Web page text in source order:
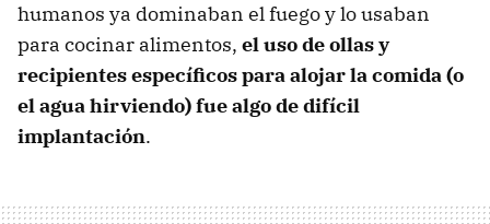
humanos ya dominaban el fuego y lo usaban
para cocinar alimentos, el uso de ollas y
recipientes específicos para alojar la comida (o
el agua hirviendo) fue algo de difícil
implantación.